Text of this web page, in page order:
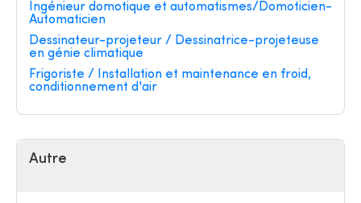
Ingénieur domotique et automatismes/Domoticien-
Automaticien
Dessinateur-projeteur / Dessinatrice-projeteuse
en génie climatique
Frigoriste / Installation et maintenance en froid,
conditionnement d'air
Autre